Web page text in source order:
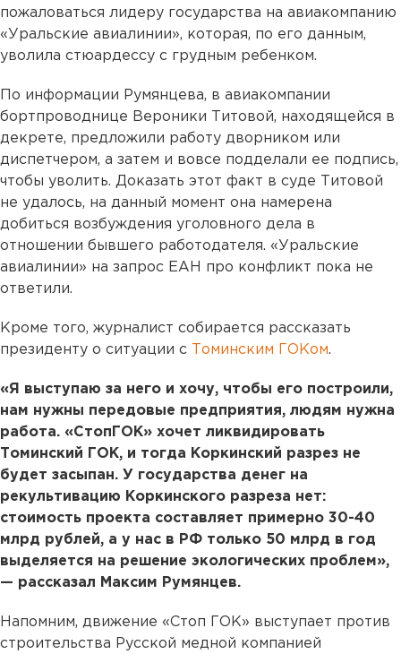
пожаловаться лидеру государства на авиакомпанию
«Уральские авиалинии», которая, по его данным,
уволила стюардессу с грудным ребенком.
По информации Румянцева, в авиакомпании
бортпроводнице Вероники Титовой, находящейся в
декрете, предложили работу дворником или
диспетчером, а затем и вовсе подделали ее подпись,
чтобы уволить. Доказать этот факт в суде Титовой
не удалось, на данный момент она намерена
добиться возбуждения уголовного дела в
отношении бывшего работодателя. «Уральские
авиалинии» на запрос ЕАН про конфликт пока не
ответили.
Кроме того, журналист собирается рассказать
президенту о ситуации с
Томинским ГОКом.
«Я выступаю за него и хочу, чтобы его построили,
нам нужны передовые предприятия, людям нужна
работа. «СтопГОК» хочет ликвидировать
Томинский ГОК, и тогда Коркинский разрез не
будет засыпан. У государства денег на
рекультивацию Коркинского разреза нет:
стоимость проекта составляет примерно 30-40
млрд рублей, а у нас в РФ только 50 млрд в год
выделяется на решение экологических проблем»,
— рассказал Максим Румянцев.
Напомним, движение «Стоп ГОК» выступает против
строительства Русской медной компанией